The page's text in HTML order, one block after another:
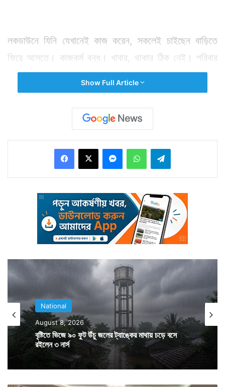
লকডাউনে যিনি যেখানেই কাজ করেন, সকলেই চাইছেন বাড়িতে
ফিরে আসতে। কাজকর্ম বন্ধ। খাবার, থাকার ঠিক নেই। পরিবার
থেকে এ সময়ে এতটা দূরে কোথাও পড়ে থাকতে মন চাইছে না
অনেকেরই। ফলে হাজার হাজার মানুষ, বিশেষত ভিন রাজ্যে বা
রাজ্যের মধ্যেই অনেক দূরে কর্মরত শ্রমিকরা বাড়ি ফিরতে
চাইছেন। কেউ পেয়েছেন কোনও একটা গাড়ি। কেউ বা ফাঁকা
রাস্তা ধরে মাইলের পর মাইল ধরে হেঁটেই বাড়ির ফিরছেন।
এভাবেই ৫ দিন আগে লকডাউনের মধ্যেই বাড়ি ফেরেন ২৬ বছরের
বিক্রম। কিন্তু লকডাউনে যেখানে সকলে বাড়িতেই সবচেয়ে
নিশ্চিন্তে থাকতে পারছেন, সেখানে বিক্রমের ঘরে ফেরাই তাঁর জন্য
Show Full Article
National
August 8, 2026
বৃষ্টিতে ভিজে ৯০ ফুট উঁচু জলের ট্যাঙ্কের মাথায় চড়ে বসে
রইলেন ৩ নার্স